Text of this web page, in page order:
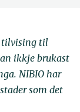
tilvising til
ikkje brukast
NIBIO har
som det